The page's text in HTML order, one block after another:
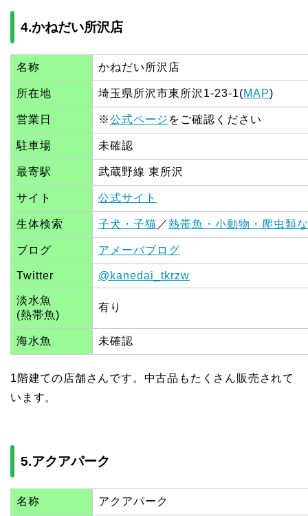
4.かねだい所沢店
名称 かねだい所沢店
所在地 埼玉県所沢市東所沢1-23-1(MAP)
営業日 ※公式ページ をご確認ください
駐車場 未確認
最寄駅 武蔵野線 東所沢
サイト 公式サイト
生体検索 子犬・子猫 ／熱帯魚・小動物・爬虫類
ブログ アメーバブログ
Twitter @kanedai_tkrzw
淡水魚
(熱帯魚)
有り
海水魚 未確認
1階建ての店舗さんです。中古品もたくさん販売されて
います。
5.アクアパーク
名称 アクアパーク